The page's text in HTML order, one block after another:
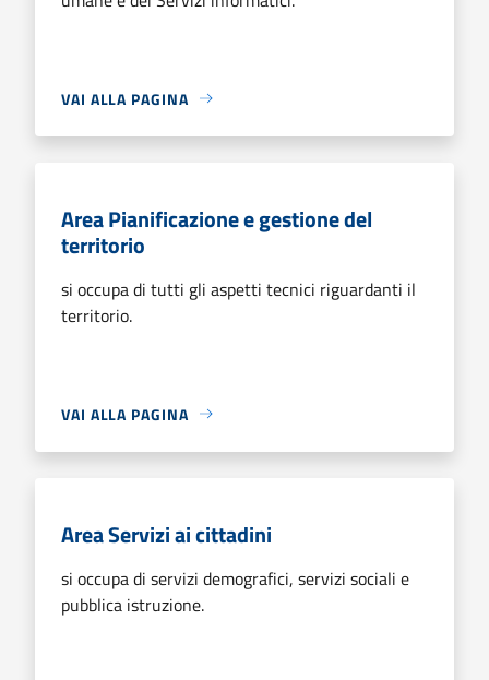
VAI ALLA PAGINA
Area Pianificazione e gestione del
territorio
si occupa di tutti gli aspetti tecnici riguardanti il
territorio.
VAI ALLA PAGINA
Area Servizi ai cittadini
si occupa di servizi demografici, servizi sociali e
pubblica istruzione.